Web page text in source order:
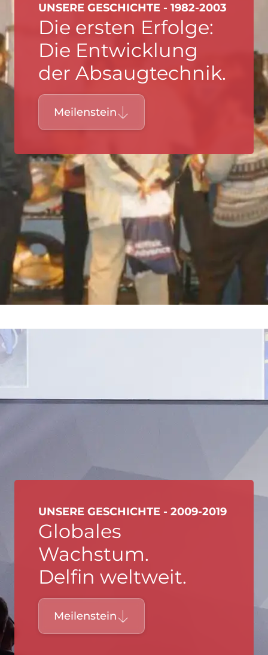
UNSERE GESCHICHTE - 1982-2003
Die ersten Erfolge:
Die Entwicklung
der Absaugtechnik.
Meilenstein
UNSERE GESCHICHTE - 2009-2019
Globales
Wachstum.
Delfin weltweit.
Meilenstein